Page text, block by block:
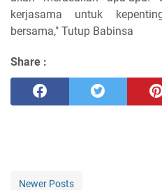
kerjasama untuk
bersama," Tutup Babinsa
Share :
Newer Posts